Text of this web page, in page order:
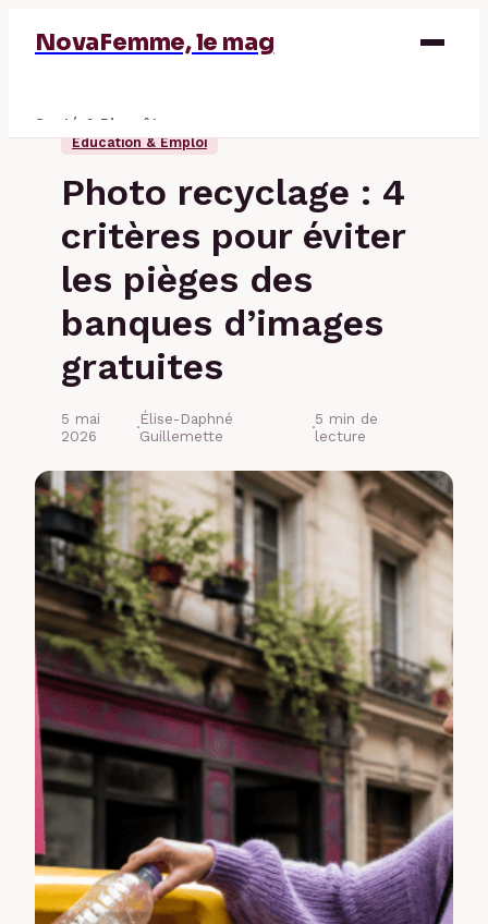
NovaFemme, le mag
Santé & Bien-être
Éducation & Emploi
Photo recyclage : 4
critères pour éviter
les pièges des
banques d’images
gratuites
5 mai
2026
·Élise-Daphné
Guillemette
·5 min de
lecture